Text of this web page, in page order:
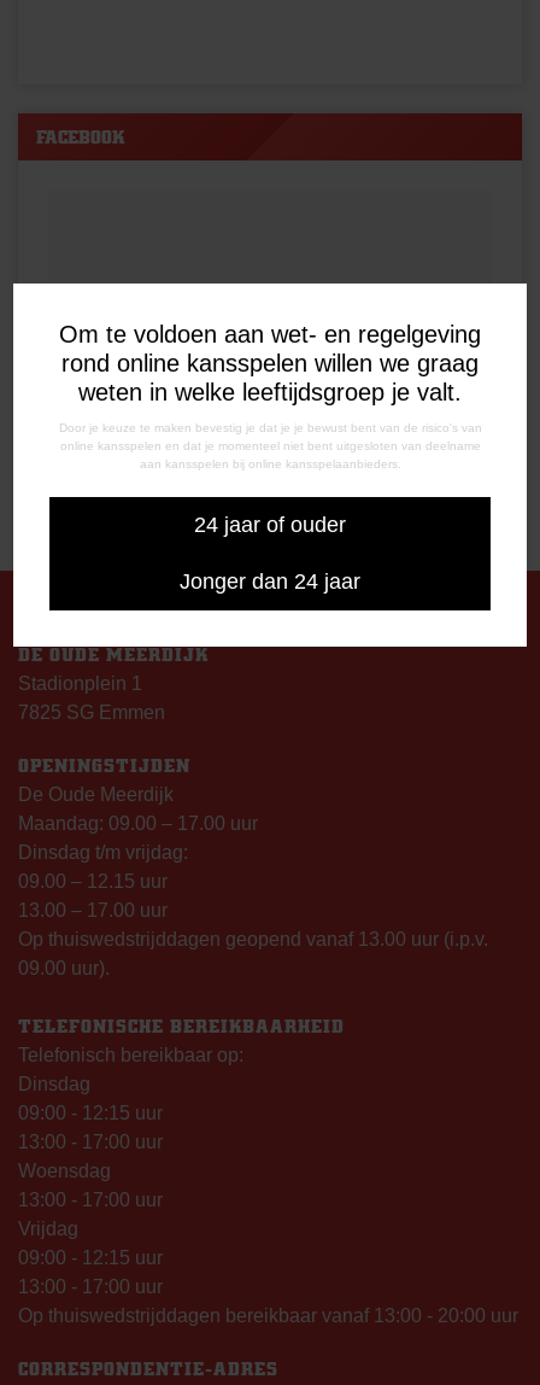
Om te voldoen aan wet- en regelgeving
rond online kansspelen willen we graag
weten in welke leeftijdsgroep je valt.
Door je keuze te maken bevestig je dat je je bewust bent van de risico's van
online kansspelen en dat je momenteel niet bent uitgesloten van deelname
aan kansspelen bij online kansspelaanbieders.
24 jaar of ouder
Jonger dan 24 jaar
FACEBOOK
DE OUDE MEERDIJK
Stadionplein 1
7825 SG Emmen
OPENINGSTIJDEN
De Oude Meerdijk
Maandag: 09.00 – 17.00 uur
Dinsdag t/m vrijdag:
09.00 – 12.15 uur
13.00 – 17.00 uur
Op thuiswedstrijddagen geopend vanaf 13.00 uur (i.p.v.
09.00 uur).
TELEFONISCHE BEREIKBAARHEID
Telefonisch bereikbaar op:
Dinsdag
09:00 - 12:15 uur
13:00 - 17:00 uur
Woensdag
13:00 - 17:00 uur
Vrijdag
09:00 - 12:15 uur
13:00 - 17:00 uur
Op thuiswedstrijddagen bereikbaar vanaf 13:00 - 20:00 uur
CORRESPONDENTIE-ADRES